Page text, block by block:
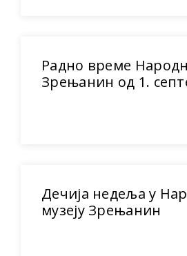
Радно време
Зрењанин од 1.
Дечија недеља у
музеју Зрењанин